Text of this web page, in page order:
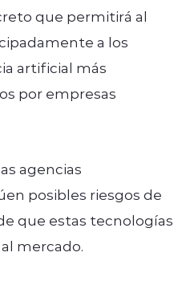
que permitirá al
a los
artificial más
por empresas
agencias
posibles riesgos de
que estas tecnologías
mercado.